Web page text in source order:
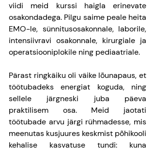
viidi meid kurssi haigla erinevate
osakondadega. Pilgu saime peale heita
EMO-le, sünnitusosakonnale, laborile,
intensiivravi osakonnale, kirurgiale ja
operatsiooniplokile ning pediaatriale.
Pärast ringkäiku oli väike lõunapaus, et
töötubadeks energiat koguda, ning
sellele järgneski juba päeva
praktilisem osa. Meid jaotati
töötubade arvu järgi rühmadesse, mis
meenutas kusjuures keskmist põhikooli
kehalise kasvatuse tundi: kuna